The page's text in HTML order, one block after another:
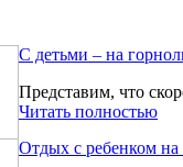
С детьми – на
Представим, что
Читать полностью
Отдых с ребенком на